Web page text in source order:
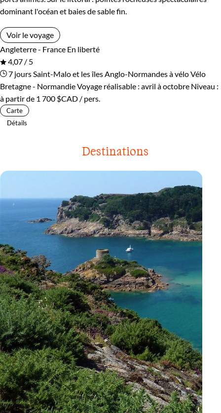
dominant l'océan et baies de sable fin.
Voir le voyage
Angleterre - France En liberté
4,07 / 5
7 jours Saint-Malo et les îles Anglo-Normandes à véloVélo
Bretagne - NormandieVoyage réalisable : avril à octobre Niveau :
à partir de 1 700 $CAD / pers.
Carte
Détails
Destinations